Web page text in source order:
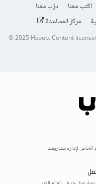
اكتب معنا
درّب معنا
مركز المساعدة
© 2025Hsoub.Content